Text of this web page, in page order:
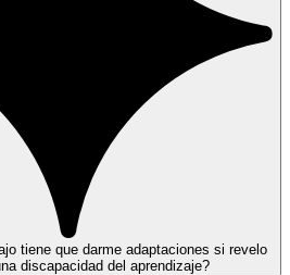
tiene que darme adaptaciones si revelo
discapacidad del aprendizaje?